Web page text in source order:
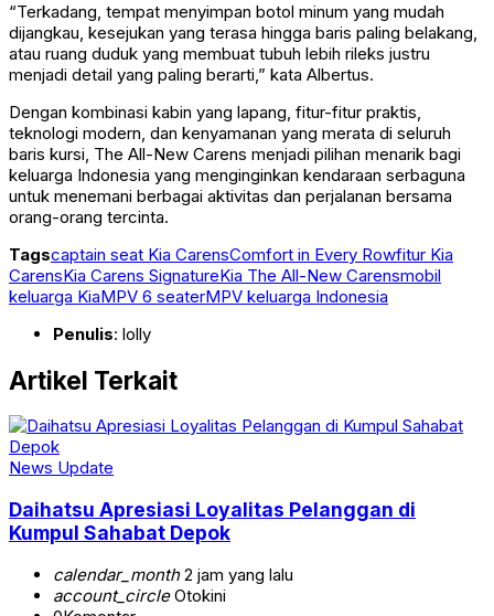
“Terkadang, tempat menyimpan botol minum yang mudah
dijangkau, kesejukan yang terasa hingga baris paling belakang,
atau ruang duduk yang membuat tubuh lebih rileks justru
menjadi detail yang paling berarti,” kata Albertus.
Dengan kombinasi kabin yang lapang, fitur-fitur praktis,
teknologi modern, dan kenyamanan yang merata di seluruh
baris kursi, The All-New Carens menjadi pilihan menarik bagi
keluarga Indonesia yang menginginkan kendaraan serbaguna
untuk menemani berbagai aktivitas dan perjalanan bersama
orang-orang tercinta.
Tagscaptain seat Kia CarensComfort in Every Rowfitur Kia
CarensKia Carens SignatureKia The All-New Carensmobil
keluarga KiaMPV 6 seaterMPV keluarga Indonesia
Penulis: lolly
Artikel Terkait
News Update
Daihatsu Apresiasi Loyalitas Pelanggan di
Kumpul Sahabat Depok
calendar_month2 jam yang lalu
account_circleOtokini